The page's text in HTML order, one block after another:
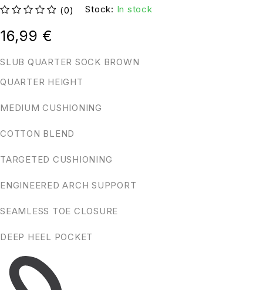
(0) Stock: In stock
SLUB QUARTER SOCK BROWN
QUARTER HEIGHT
MEDIUM CUSHIONING
COTTON BLEND
TARGETED CUSHIONING
ENGINEERED ARCH SUPPORT
SEAMLESS TOE CLOSURE
DEEP HEEL POCKET
16,99 €